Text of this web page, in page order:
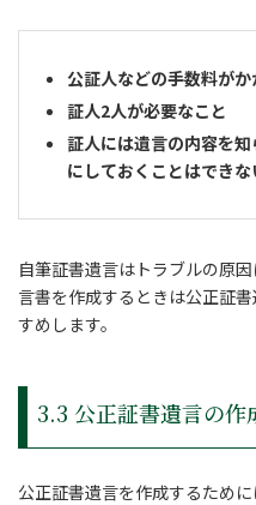
公証人などの手数料がか
証人2人が必要なこと
証人には遺言の内容を
にしておくことはできな
自筆証書遺言はトラブルの原
言書を作成するときは公正証
すめします。
3.3 公正証書遺言の作
公正証書遺言を作成するため